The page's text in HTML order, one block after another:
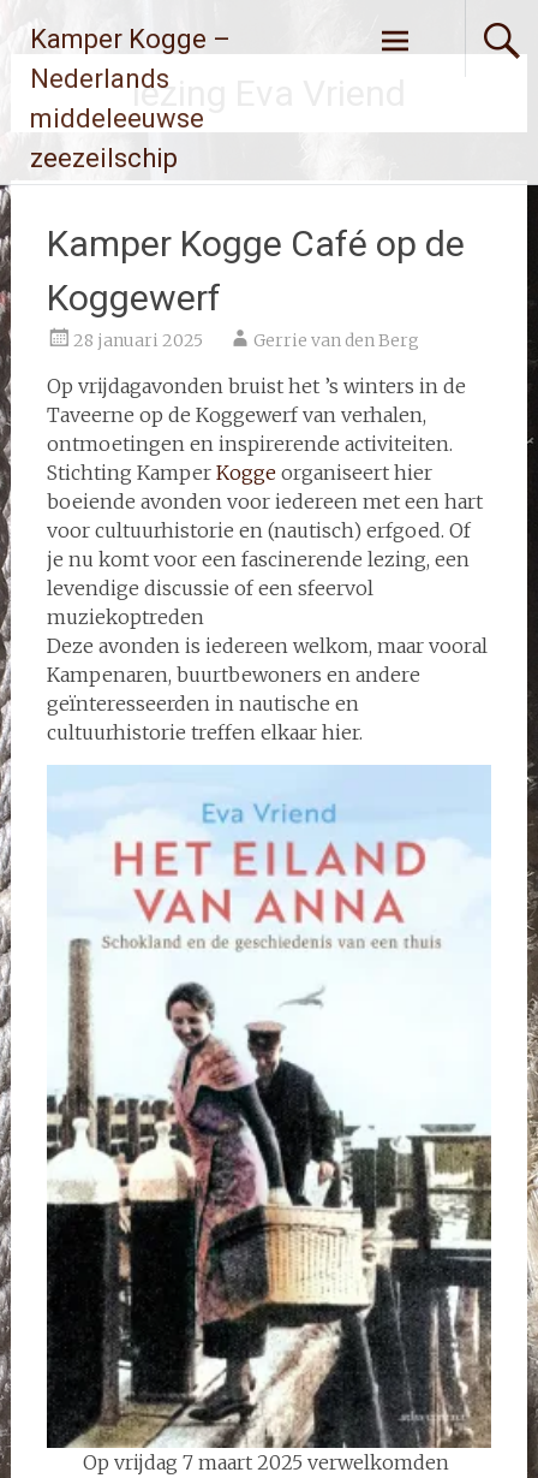
naarKamper Kogge –
Nederlands
middeleeuwse
zeezeilschip
lezing Eva Vriend
Kamper Kogge Café op de
Koggewerf
28 januari 2025 Gerrie van den Berg
Op vrijdagavonden bruist het ’s winters in de
Taveerne op de Koggewerf van verhalen,
ontmoetingen en inspirerende activiteiten.
Stichting Kamper Koggeorganiseert hier
boeiende avonden voor iedereen met een hart
voor cultuurhistorie en (nautisch) erfgoed. Of
je nu komt voor een fascinerende lezing, een
levendige discussie of een sfeervol
muziekoptreden
Deze avonden is iedereen welkom, maar vooral
Kampenaren, buurtbewoners en andere
geïnteresseerden in nautische en
cultuurhistorie treffen elkaar hier.
Op vrijdag 7 maart 2025 verwelkomden